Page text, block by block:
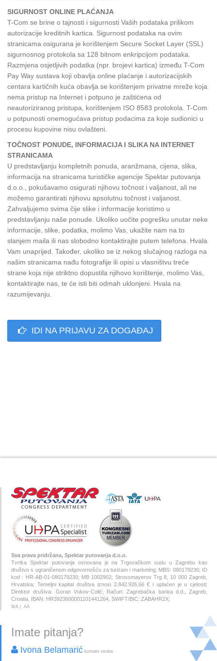
SIGURNOST ONLINE PLAĆANJA
T-Com se brine o tajnosti i sigurnosti Vaših podataka prilikom
autorizacije kreditnih kartica. Sigurnost podataka na ovim
stranicama osigurana je korištenjem Secure Socket Layer (SSL)
sigurnosnog protokola sa 128 bitnom enkripcijom podataka.
Razmjena osjetljivih podatka (npr. brojevi kartica) između T-Com
Pay Way sustava koji obavlja online plaćanje i autorizacijskih
centara kartičnih kuća obavlja se korištenjem privatne mreže koja
nema pristup na Internet i potpuno je zaštićena od
neautoriziranog pristupa, korištenjem ISO 8583 protokola. T-Com
u potpunosti onemogućava pristup podacima za koje sudionici u
procesu kupovine nisu ovlašteni.
TOČNOST PONUDE, INFORMACIJA I SLIKA NA INTERNET
STRANICAMA
U predstavljanju kompletnih ponuda, aranžmana, cijena, slika,
informacija na stranicama turističke agencije Spektar putovanja
d.o.o., pokušavamo osigurati njihovu točnost i valjanost, ali ne
možemo garantirati njihovu apsolutnu točnost i valjanost.
Zahvaljujemo svima čije slike i informacije koristimo u
predstavljanju naše ponude. Ukoliko uočite pogrešku unutar neke
informacije, slike, podatka, molimo Vas, ukažite nam na to
slanjem maila ili nas slobodno kontaktirajte putem telefona. Hvala
Vam unaprijed. Također, ukoliko se iz nekog slučajnog razloga na
našim stranicama nađu fotografije ili opisi u vlasništvu treće
strane koja nije striktno dopustila njihovo korištenje, molimo Vas,
kontaktirajte nas, te će isti biti odmah uklonjeni. Hvala na
razumijevanju.
IDI NA PRIJAVU ZA DOGAĐAJ
Sva prava pridržana, Spektar putovanja d.o.o.
Tvrtka Spektar putovanja osnovana je na Trgovačkom sudu u Zagrebu kao
društvo s ograničenom odgovornošću za turizam i marketing; MBS: 080179230; ID
kod : HR-AB-01-080179230; MB 1002902; Strossmayerov Trg 8, 10 000 Zagreb,
Hrvatska; Temeljni kapital društva iznosi 2.842.926,66 € i uplaćen je u cjelosti;
Direktor društva: Goran Vukov-Colić; Račun: Zagrebačka banka d.d., Zagreb,
Croatia, IBAN: HR3923600001101441264, SWIFT/BIC: ZABAHR2X;
WA AA
Imate pitanja?
Ivona Belamarić kontakt osoba